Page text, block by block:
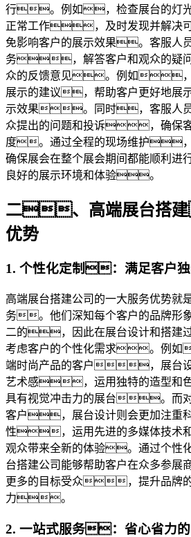
行。例如，检查展台的灯
正常工作，及时发现并解决
免影响客户的展示效果。客服人
务，解答客户和观众的疑
众的反馈意见。例如，
展示的建议，帮助客户更好地
示效果。同时，客服人员
众提出的问题和投诉，确保
度。通过全程的现场维护，
确保展会在整个展会期间都能顺利
良好的展示环境和体验。
二、高端展台搭
优势
1. 个性化定制：满足客户
高端展台搭建公司的一大服务优势就
务。他们深知每个客户的品牌形
二的，因此在展台设计和搭
考虑客户的个性化需求。例如
端时尚产品的客户，展台设
艺术感，运用独特的造型和
具有视觉冲击力的展台。而对
客户，展台设计则会更加注重
性，运用先进的多媒体技
观众带来全新的体验。通过个
台搭建公司能够帮助客户在众多参展
更多的目标受众，提升品牌
力。
2. 一站式服务：省心省力